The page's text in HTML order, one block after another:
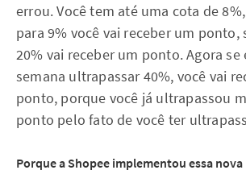
errou. Você tem até uma cota de
para 9% você vai receber um ponto,
20% vai receber um ponto. Agora se
semana ultrapassar 40%, você vai
ponto, porque você já ultrapassou
ponto pelo fato de você ter
Porque a Shopee implementou essa nova